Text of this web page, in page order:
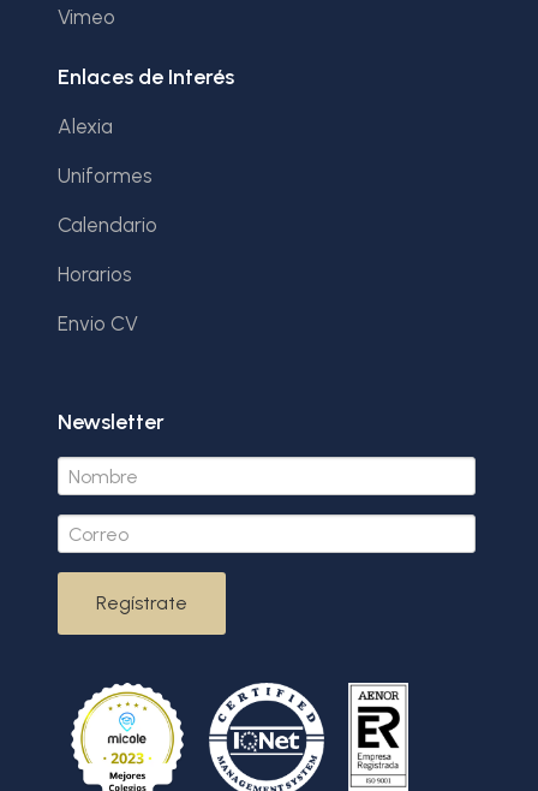
Vimeo
Enlaces de Interés
Alexia
Uniformes
Calendario
Horarios
Envio CV
Newsletter
Regístrate